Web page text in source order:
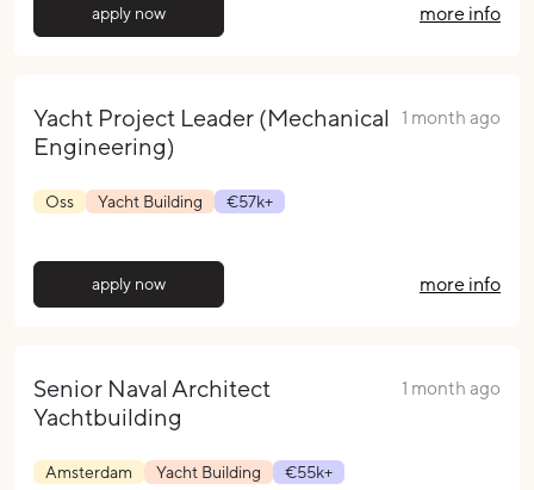
apply now more info
Yacht Project Leader (Mechanical
Engineering)
1 month ago
Oss Yacht Building €57k+
apply now more info
Senior Naval Architect
Yachtbuilding
1 month ago
Amsterdam Yacht Building €55k+